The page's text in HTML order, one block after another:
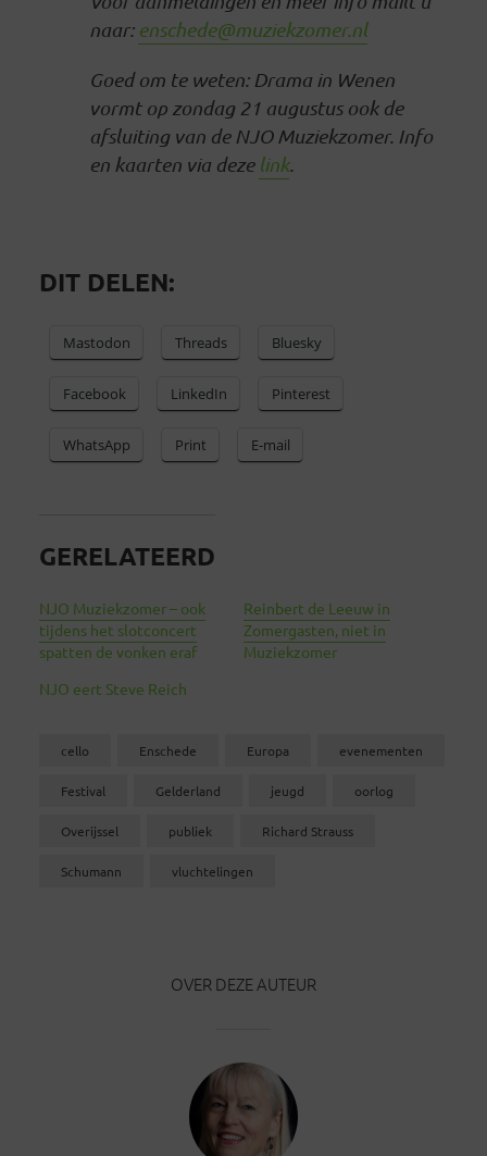
naar: enschede@muziekzomer.nl
Goed om te weten: Drama in Wenen
vormt op zondag 21 augustus ook de
afsluiting van de NJO Muziekzomer. Info
en kaarten via deze link.
DIT DELEN:
Mastodon Threads Bluesky
Facebook LinkedIn Pinterest
WhatsApp Print E-mail
GERELATEERD
NJO Muziekzomer – ook
tijdens het slotconcert
spatten de vonken eraf
Reinbert de Leeuw in
Zomergasten, niet in
Muziekzomer
NJO eert Steve Reich
cello Enschede Europa evenementen
Festival Gelderland jeugd oorlog
Overijssel publiek Richard Strauss
Schumann vluchtelingen
OVER DEZE AUTEUR